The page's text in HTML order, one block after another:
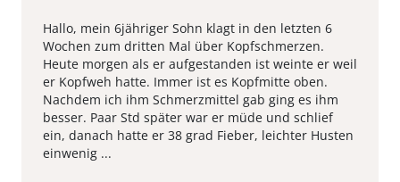
Hallo, mein 6jähriger Sohn klagt in den letzten 6
Wochen zum dritten Mal über Kopfschmerzen.
Heute morgen als er aufgestanden ist weinte er weil
er Kopfweh hatte. Immer ist es Kopfmitte oben.
Nachdem ich ihm Schmerzmittel gab ging es ihm
besser. Paar Std später war er müde und schlief
ein, danach hatte er 38 grad Fieber, leichter Husten
einwenig ...